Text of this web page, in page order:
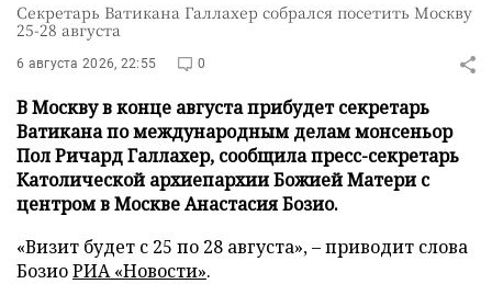
Секретарь Ватикана Галлахер собрался посетить Москву
25-28 августа
6 августа 2026, 22:55 0
В Москву в конце августа прибудет секретарь
Ватикана по международным делам монсеньор
Пол Ричард Галлахер, сообщила пресс-секретарь
Католической архиепархии Божией Матери с
центром в Москве Анастасия Бозио.
«Визит будет с 25 по 28 августа», – приводит слова
БозиоРИА «Новости».